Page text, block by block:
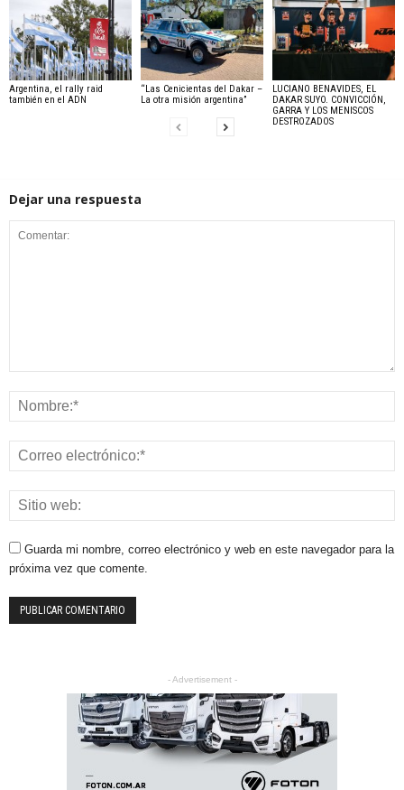
Argentina, el rally raid
también en el ADN
“Las Cenicientas del Dakar –
La otra misión argentina”
LUCIANO BENAVIDES, EL
DAKAR SUYO. CONVICCIÓN,
GARRA Y LOS MENISCOS
DESTROZADOS
Dejar una respuesta
Guarda mi nombre, correo electrónico y web en este navegador para la
próxima vez que comente.
- Advertisement -